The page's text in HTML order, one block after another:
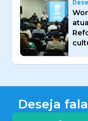
Deseja